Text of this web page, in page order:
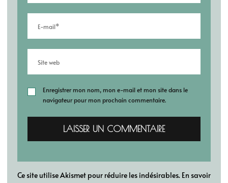
Enregistrer mon nom, mon e-mail et mon site dans le
navigateur pour mon prochain commentaire.
Ce site utilise Akismet pour réduire les indésirables. En savoir